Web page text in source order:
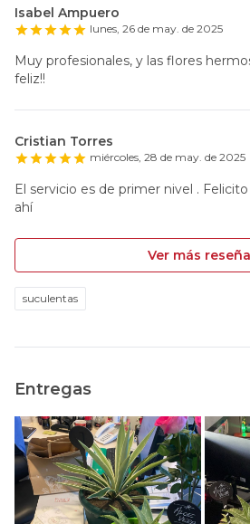
Isabel Ampuero
lunes, 26 de may. de 2025
Muy profesionales, y las flores
feliz!!
Cristian Torres
miércoles, 28 de may. de 2025
El servicio es de primer nivel .
ahí
Ver más
suculentas
Entregas